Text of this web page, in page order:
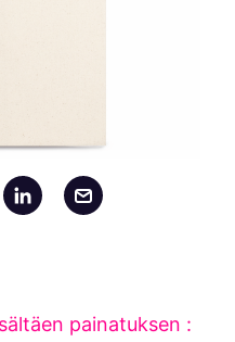
painatuksen :